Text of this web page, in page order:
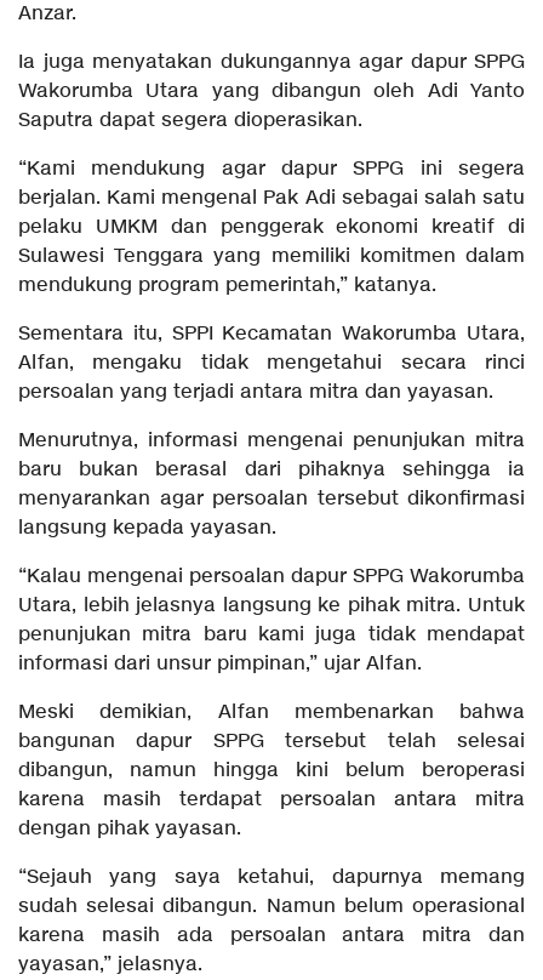
Anzar.
Ia juga menyatakan dukungannya agar dapur SPPG
Wakorumba Utara yang dibangun oleh Adi Yanto
Saputra dapat segera dioperasikan.
“Kami mendukung agar dapur SPPG ini segera
berjalan. Kami mengenal Pak Adi sebagai salah satu
pelaku UMKM dan penggerak ekonomi kreatif di
Sulawesi Tenggara yang memiliki komitmen dalam
mendukung program pemerintah,” katanya.
Sementara itu, SPPI Kecamatan Wakorumba Utara,
Alfan, mengaku tidak mengetahui secara rinci
persoalan yang terjadi antara mitra dan yayasan.
Menurutnya, informasi mengenai penunjukan mitra
baru bukan berasal dari pihaknya sehingga ia
menyarankan agar persoalan tersebut dikonfirmasi
langsung kepada yayasan.
“Kalau mengenai persoalan dapur SPPG Wakorumba
Utara, lebih jelasnya langsung ke pihak mitra. Untuk
penunjukan mitra baru kami juga tidak mendapat
informasi dari unsur pimpinan,” ujar Alfan.
Meski demikian, Alfan membenarkan bahwa
bangunan dapur SPPG tersebut telah selesai
dibangun, namun hingga kini belum beroperasi
karena masih terdapat persoalan antara mitra
dengan pihak yayasan.
“Sejauh yang saya ketahui, dapurnya memang
sudah selesai dibangun. Namun belum operasional
karena masih ada persoalan antara mitra dan
yayasan,” jelasnya.